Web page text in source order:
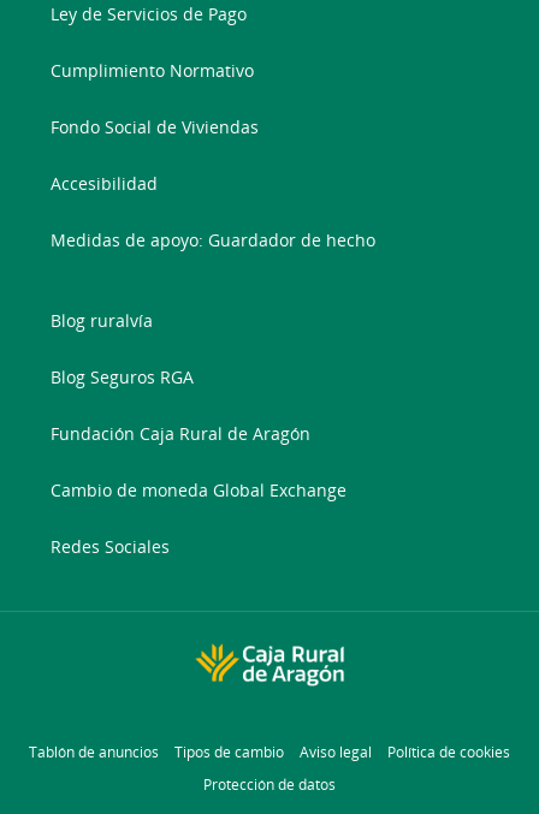
Ley de Servicios de Pago
Cumplimiento Normativo
Fondo Social de Viviendas
Accesibilidad
Medidas de apoyo: Guardador de hecho
Blog ruralvía
Blog Seguros RGA
Fundación Caja Rural de Aragón
Cambio de moneda Global Exchange
Redes Sociales
Tablón de anuncios Tipos de cambio Aviso legal
Política de cookies
Protección de datos